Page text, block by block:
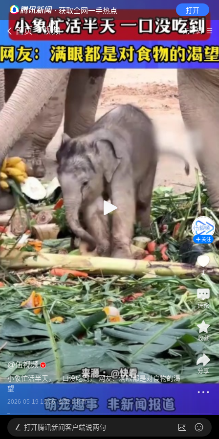
· 获取全网一手热点 打开
首页 视频 无障碍
@伍视频
小象忙活半天，一口没吃到， 网友：满眼都是对食物的渴
望
2026-05-19 19:56 发布于北京
关注
1
评论
收藏
分享
打开腾讯新闻客户端说两句